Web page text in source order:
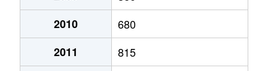
あいの里２条
650万円
あいの里２条
550万円
2010
680
2011
815